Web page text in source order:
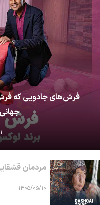
فرش‌های جادویی که
مردمان
۱۴۰۵/۰۵/۱۰